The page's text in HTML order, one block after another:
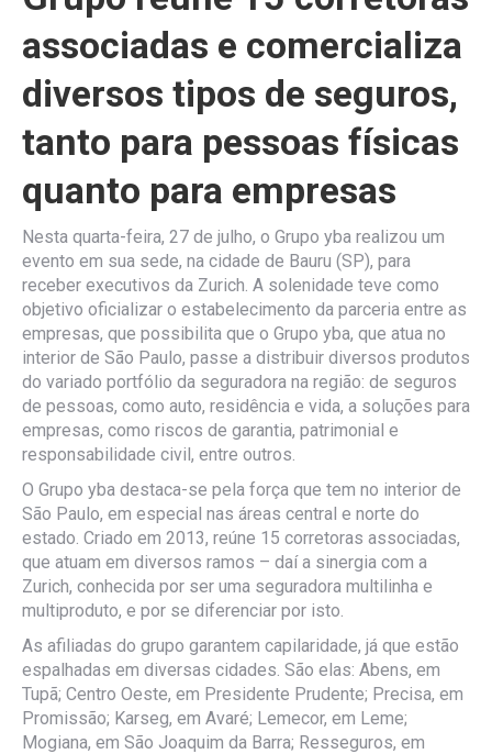
associadas e comercializa
diversos tipos de seguros,
tanto para pessoas físicas
quanto para empresas
Nesta quarta-feira, 27 de julho, o Grupo yba realizou um
evento em sua sede, na cidade de Bauru (SP), para
receber executivos da Zurich. A solenidade teve como
objetivo oficializar o estabelecimento da parceria entre as
empresas, que possibilita que o Grupo yba, que atua no
interior de São Paulo, passe a distribuir diversos produtos
do variado portfólio da seguradora na região: de seguros
de pessoas, como auto, residência e vida, a soluções para
empresas, como riscos de garantia, patrimonial e
responsabilidade civil, entre outros.
O Grupo yba destaca-se pela força que tem no interior de
São Paulo, em especial nas áreas central e norte do
estado. Criado em 2013, reúne 15 corretoras associadas,
que atuam em diversos ramos – daí a sinergia com a
Zurich, conhecida por ser uma seguradora multilinha e
multiproduto, e por se diferenciar por isto.
As afiliadas do grupo garantem capilaridade, já que estão
espalhadas em diversas cidades. São elas: Abens, em
Tupã; Centro Oeste, em Presidente Prudente; Precisa, em
Promissão; Karseg, em Avaré; Lemecor, em Leme;
Mogiana, em São Joaquim da Barra; Resseguros, em